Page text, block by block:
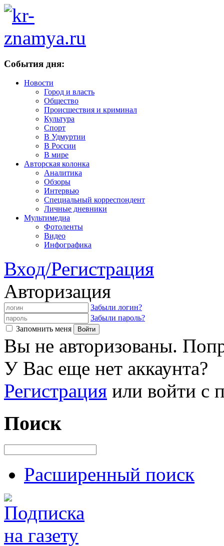
События дня:
Новости
Город и власть
Общество
Происшествия и криминал
Культура
Спорт
В Удмуртии
В России
В мире
Авторская колонка
Аналитика
Обзоры
Интервью
Специальный корреспондент
Личные дневники
Мультимедиа
Фотоленты
Видео
Инфографика
Вход/Регистрация
Авторизация
Забыли логин?
Забыли пароль?
Запомнить меня
Вы не авторизованы.
У Вас еще нет аккаунта?
Регистрация или войти с
Поиск
Расширенный поиск